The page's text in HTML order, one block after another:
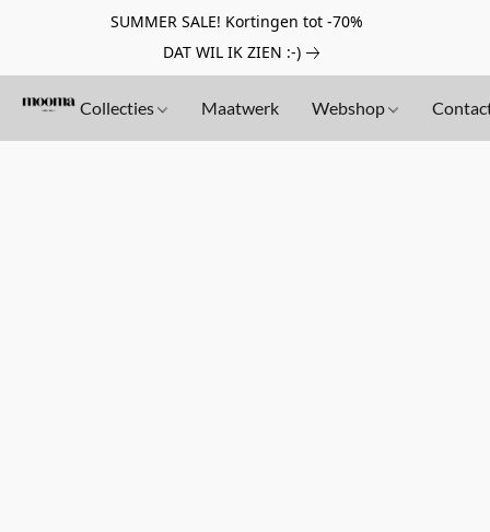
SUMMER SALE! Kortingen tot -70%
DAT WIL IK ZIEN :-)
Collecties Maatwerk Webshop